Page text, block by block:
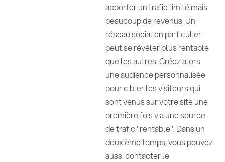
apporter un trafic limité mais
beaucoup de revenus. Un
réseau social en particulier
peut se révéler plus rentable
que les autres. Créez alors
une audience personnalisée
pour cibler les visiteurs qui
sont venus sur votre site une
première fois via une source
de trafic "rentable". Dans un
deuxième temps, vous pouvez
aussi contacter le